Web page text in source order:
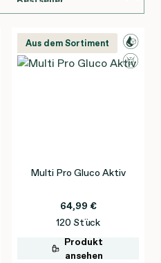
Aus dem Sortiment
Multi Pro Gluco Aktiv
64,99 €
120 Stück
Produkt
ansehen